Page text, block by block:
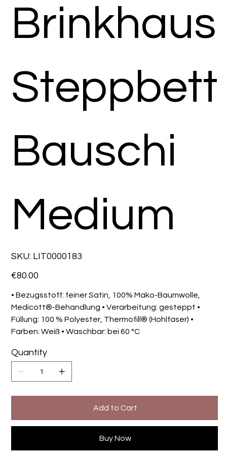
Brinkhaus
Steppbett
Bauschi
Medium
SKU: SKU
LIT0000183
LIT0000183
Price
€80.00
• Bezugsstoff: feiner Satin, 100% Mako-Baumwolle,
Medicott®-Behandlung • Verarbeitung: gesteppt •
Füllung: 100 % Polyester, Thermofill® (Hohlfaser) •
Farben: Weiß • Waschbar: bei 60 °C
Quantity
Add to Cart
Buy Now